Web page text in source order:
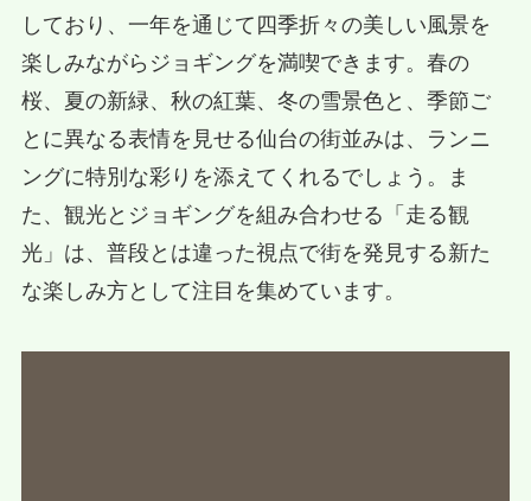
しており、一年を通じて四季折々の美しい風景を
楽しみながらジョギングを満喫できます。春の
桜、夏の新緑、秋の紅葉、冬の雪景色と、季節ご
とに異なる表情を見せる仙台の街並みは、ランニ
ングに特別な彩りを添えてくれるでしょう。ま
た、観光とジョギングを組み合わせる「走る観
光」は、普段とは違った視点で街を発見する新た
な楽しみ方として注目を集めています。